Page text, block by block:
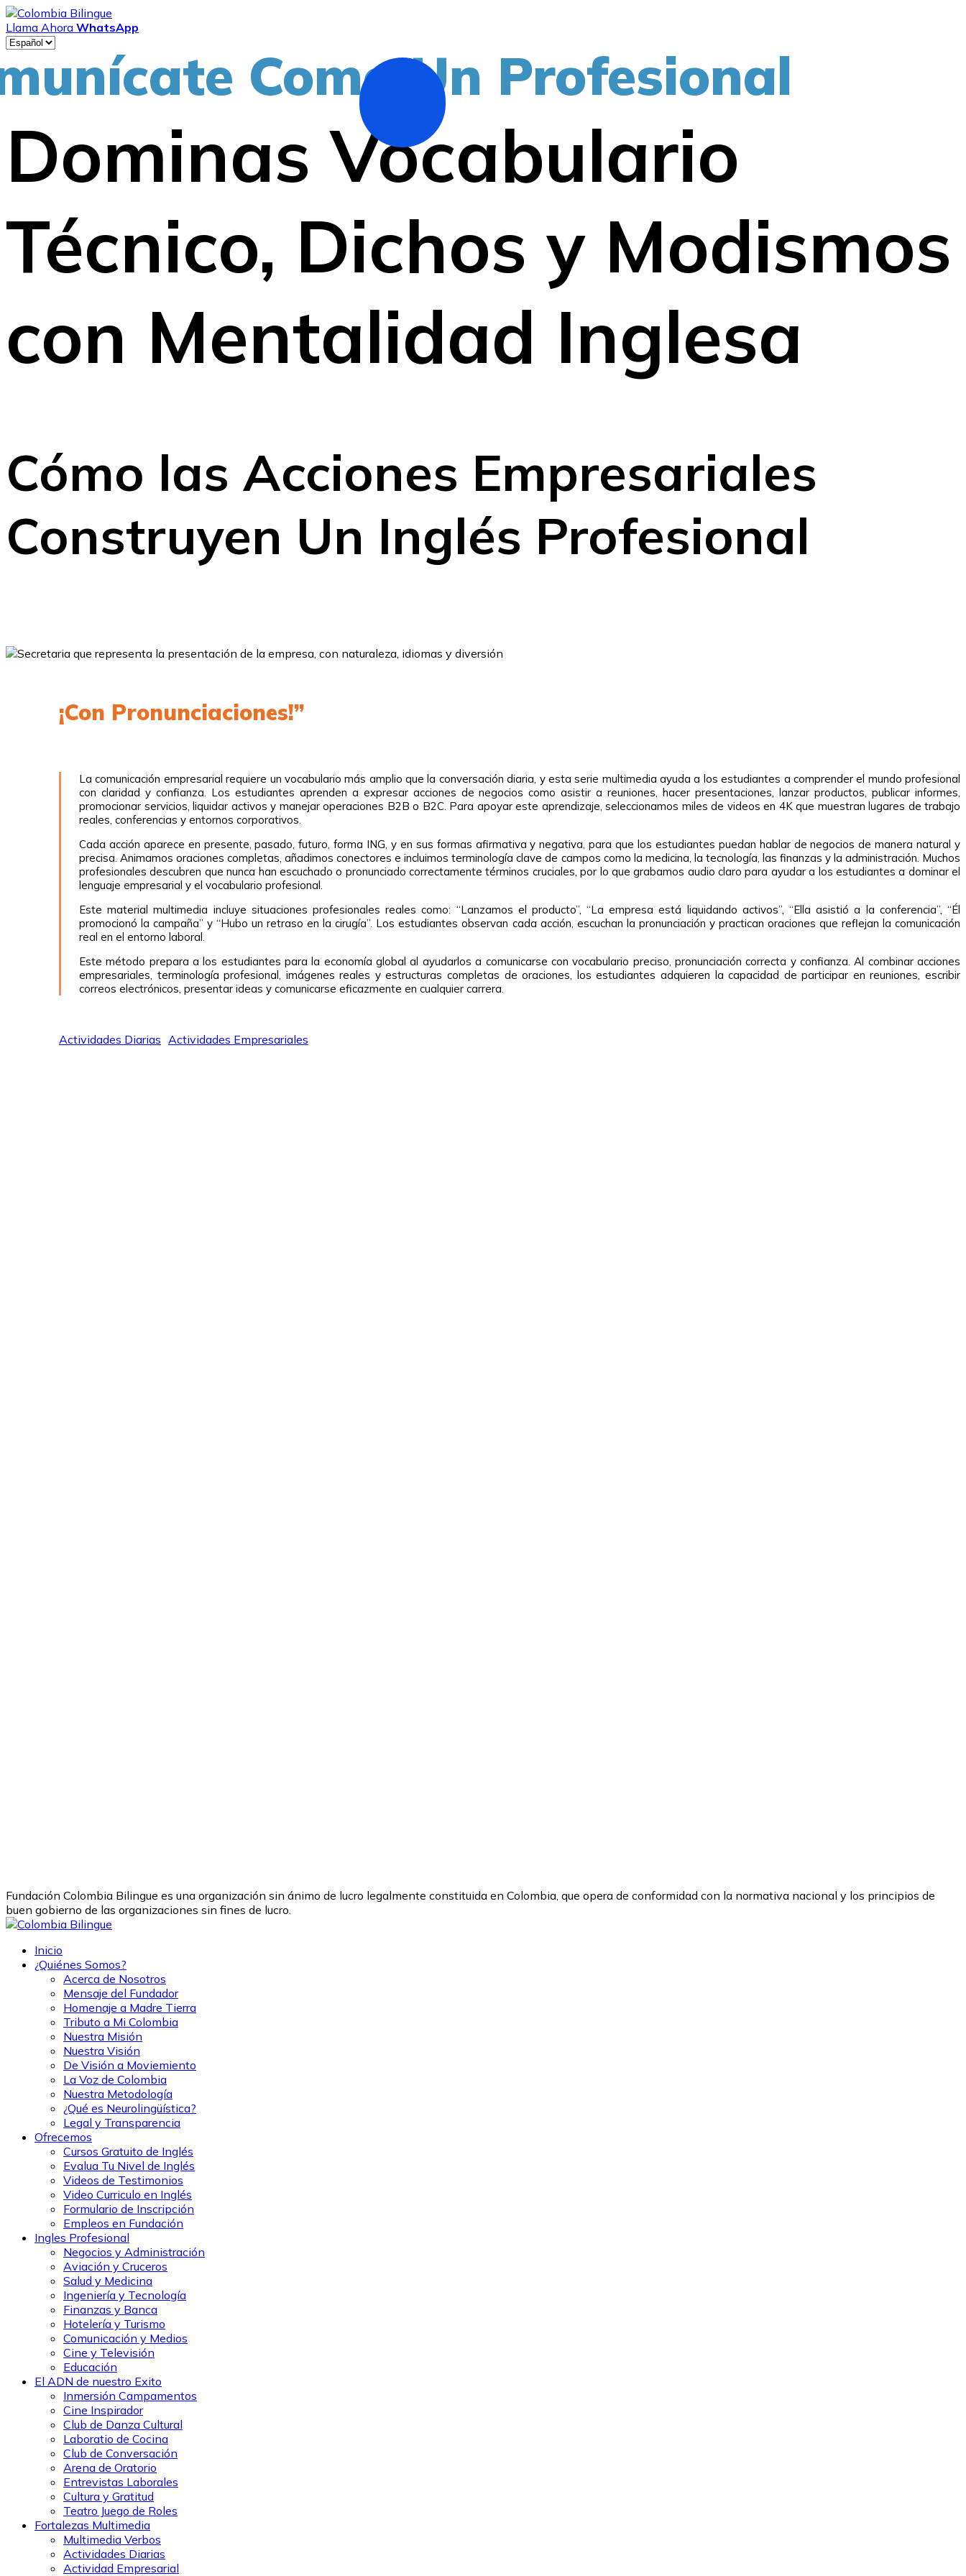
Llama Ahora WhatsApp
Dominas Vocabulario
Técnico, Dichos y Modismos
con Mentalidad Inglesa
Cómo las Acciones Empresariales
Construyen Un Inglés Profesional
¡Con Pronunciaciones!”
La comunicación empresarial requiere un vocabulario más amplio que la conversación diaria, y esta serie multimedia ayuda a los estudiantes a comprender el mundo profesional
con claridad y confianza. Los estudiantes aprenden a expresar acciones de negocios como asistir a reuniones, hacer presentaciones, lanzar productos, publicar informes,
promocionar servicios, liquidar activos y manejar operaciones B2B o B2C. Para apoyar este aprendizaje, seleccionamos miles de videos en 4K que muestran lugares de trabajo
reales, conferencias y entornos corporativos.
Cada acción aparece en presente, pasado, futuro, forma ING, y en sus formas afirmativa y negativa, para que los estudiantes puedan hablar de negocios de manera natural y
precisa. Animamos oraciones completas, añadimos conectores e incluimos terminología clave de campos como la medicina, la tecnología, las finanzas y la administración. Muchos
profesionales descubren que nunca han escuchado o pronunciado correctamente términos cruciales, por lo que grabamos audio claro para ayudar a los estudiantes a dominar el
lenguaje empresarial y el vocabulario profesional.
Este material multimedia incluye situaciones profesionales reales como: “Lanzamos el producto”, “La empresa está liquidando activos”, “Ella asistió a la conferencia”, “Él
promocionó la campaña” y “Hubo un retraso en la cirugía”. Los estudiantes observan cada acción, escuchan la pronunciación y practican oraciones que reflejan la comunicación
real en el entorno laboral.
Este método prepara a los estudiantes para la economía global al ayudarlos a comunicarse con vocabulario preciso, pronunciación correcta y confianza. Al combinar acciones
empresariales, terminología profesional, imágenes reales y estructuras completas de oraciones, los estudiantes adquieren la capacidad de participar en reuniones, escribir
correos electrónicos, presentar ideas y comunicarse eficazmente en cualquier carrera.
Actividades Diarias Actividades Empresariales
Como Un Profesional
Fundación Colombia Bilingue es una organización sin ánimo de lucro legalmente constituida en Colombia, que opera de conformidad con la normativa nacional y los principios de
buen gobierno de las organizaciones sin fines de lucro.
Inicio
¿Quiénes Somos?
Acerca de Nosotros
Mensaje del Fundador
Homenaje a Madre Tierra
Tributo a Mi Colombia
Nuestra Misión
Nuestra Visión
De Visión a Moviemiento
La Voz de Colombia
Nuestra Metodología
¿Qué es Neurolingüística?
Legal y Transparencia
Ofrecemos
Cursos Gratuito de Inglés
Evalua Tu Nivel de Inglés
Videos de Testimonios
Video Curriculo en Inglés
Formulario de Inscripción
Empleos en Fundación
Ingles Profesional
Negocios y Administración
Aviación y Cruceros
Salud y Medicina
Ingeniería y Tecnología
Finanzas y Banca
Hotelería y Turismo
Comunicación y Medios
Cine y Televisión
Educación
El ADN de nuestro Exito
Inmersión Campamentos
Cine Inspirador
Club de Danza Cultural
Laboratio de Cocina
Club de Conversación
Arena de Oratorio
Entrevistas Laborales
Cultura y Gratitud
Teatro Juego de Roles
Fortalezas Multimedia
Multimedia Verbos
Actividades Diarias
Actividad Empresarial